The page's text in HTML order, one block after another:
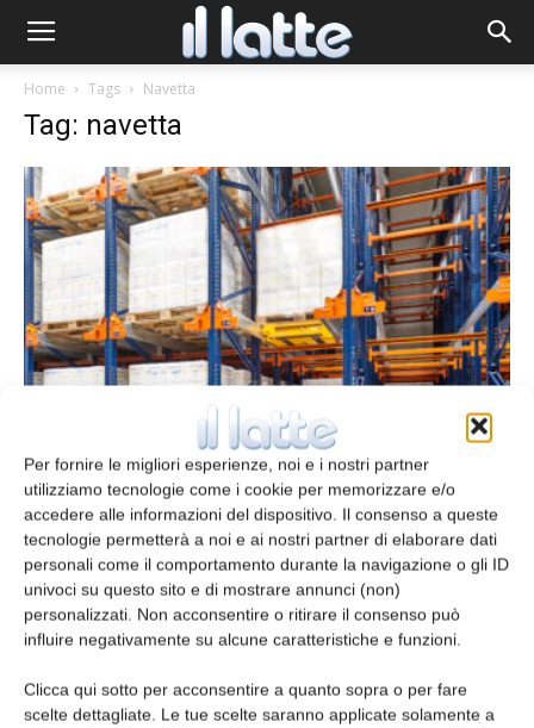
Per fornire le migliori esperienze, noi e i nostri partner
utilizziamo tecnologie come i cookie per memorizzare e/o
accedere alle informazioni del dispositivo. Il consenso a queste
tecnologie permetterà a noi e ai nostri partner di elaborare dati
personali come il comportamento durante la navigazione o gli ID
univoci su questo sito e di mostrare annunci (non)
personalizzati. Non acconsentire o ritirare il consenso può
influire negativamente su alcune caratteristiche e funzioni.
Clicca qui sotto per acconsentire a quanto sopra o per fare
scelte dettagliate. Le tue scelte saranno applicate solamente a
Home Tags Navetta
Tag: navetta
Sistema pallet shuttle semiautomatico
redazione 1 Luglio 2022
Leggi la rivista